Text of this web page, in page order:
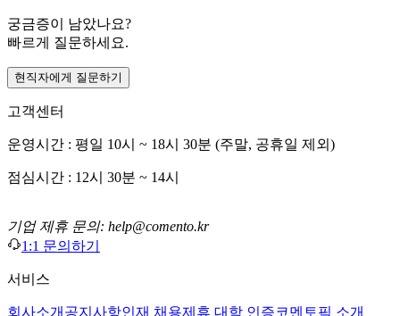
궁금증이 남았나요?
빠르게 질문하세요.
현직자에게 질문하기
고객센터
운영시간 : 평일 10시 ~ 18시 30분 (주말, 공휴일 제외)
점심시간 : 12시 30분 ~ 14시
기업 제휴 문의: help@comento.kr
1:1 문의하기
서비스
회사소개 공지사항인재 채용제휴 대학 인증코멘토픽 소개